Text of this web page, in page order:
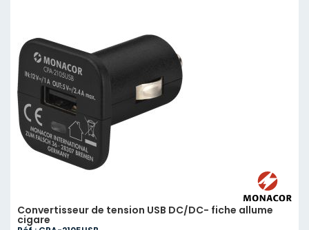
Convertisseur de tension USB DC/DC- fiche allume
cigare